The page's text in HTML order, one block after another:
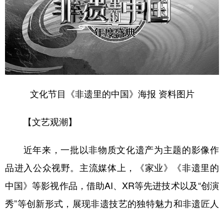
文化节目《非遗里的中国》海报 资料图片
【文艺观潮】
近年来，一批以非物质文化遗产为主题的影像作
品进入公众视野。主流媒体上，《家业》《非遗里的
中国》等影视作品，借助AI、XR等先进技术以及“创演
秀”等创新形式，展现非遗技艺的独特魅力和非遗匠人